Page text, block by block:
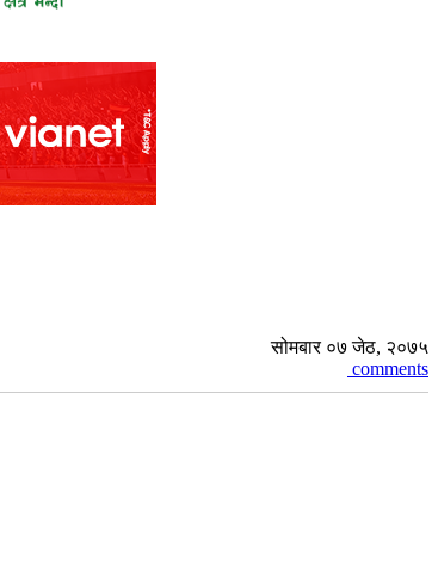
सोमबार ०७ जेठ, २०७५
comments